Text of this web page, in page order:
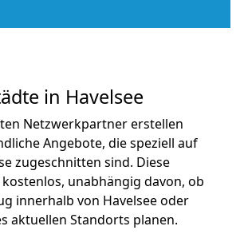
in Havelsee
Netzwerkpartner erstellen
Angebote, die speziell auf
zugeschnitten sind. Diese
unabhängig davon, ob
innerhalb von Havelsee oder
aktuellen Standorts planen.